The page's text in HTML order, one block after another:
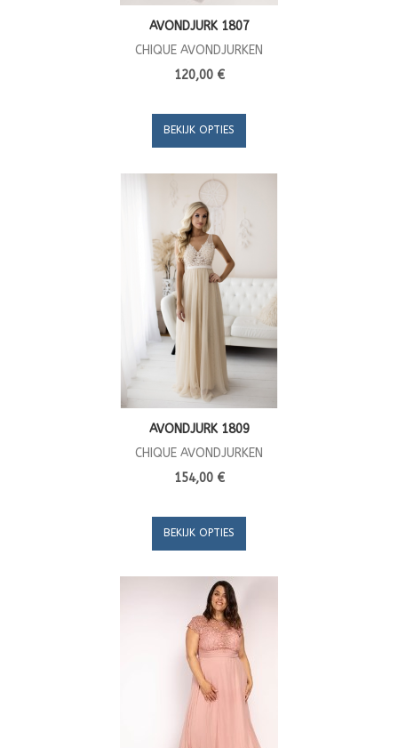
AVONDJURK 1807
CHIQUE AVONDJURKEN
120,00 €
BEKIJK OPTIES
AVONDJURK 1809
CHIQUE AVONDJURKEN
154,00 €
BEKIJK OPTIES